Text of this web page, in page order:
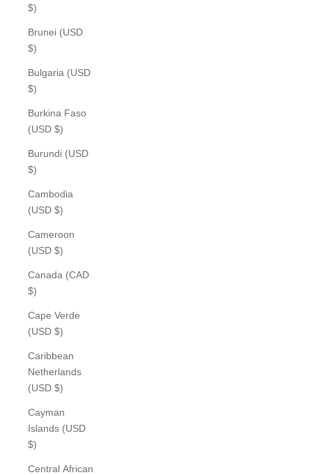
$)
Brunei (USD
$)
Bulgaria (USD
$)
Burkina Faso
(USD $)
Burundi (USD
$)
Cambodia
(USD $)
Cameroon
(USD $)
Canada (CAD
$)
Cape Verde
(USD $)
Caribbean
Netherlands
(USD $)
Cayman
Islands (USD
$)
Central African